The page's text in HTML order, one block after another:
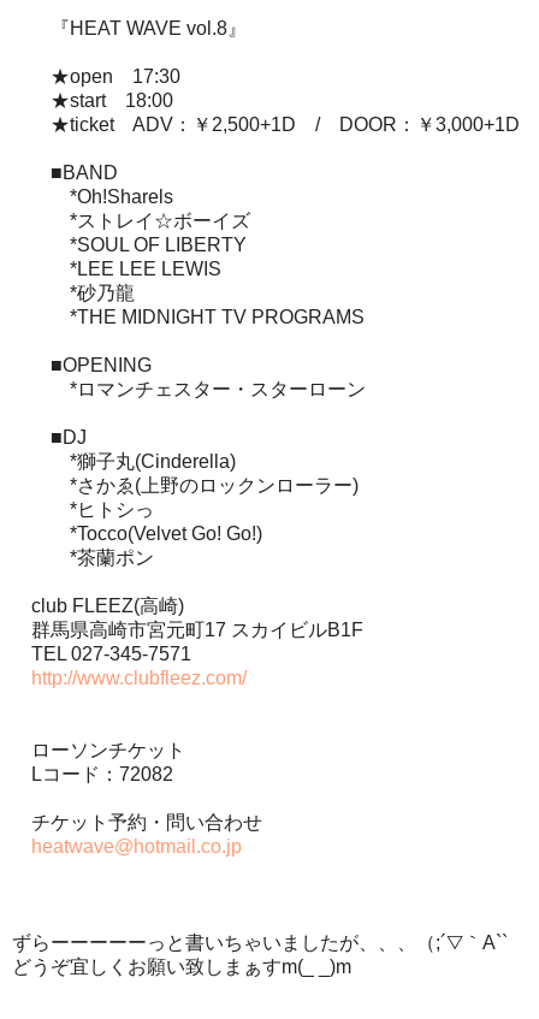
『HEAT WAVE vol.8』
★open 17:30
★start 18:00
★ticket ADV：￥2,500+1D / DOOR：￥3,000+1D
■BAND
*Oh!Sharels
*ストレイ☆ボーイズ
*SOUL OF LIBERTY
*LEE LEE LEWIS
*砂乃龍
*THE MIDNIGHT TV PROGRAMS
■OPENING
*ロマンチェスター・スターローン
■DJ
*獅子丸(Cinderella)
*さかゑ(上野のロックンローラー)
*ヒトシっ
*Tocco(Velvet Go! Go!)
*茶蘭ポン
club FLEEZ(高崎)
群馬県高崎市宮元町17 スカイビルB1F
TEL 027-345-7571
http://www.clubfleez.com/
ローソンチケット
Lコード：72082
チケット予約・問い合わせ
heatwave@hotmail.co.jp
ずらーーーーーっと書いちゃいましたが、、、（;´▽｀A``
どうぞ宜しくお願い致しまぁすm(_ _)m